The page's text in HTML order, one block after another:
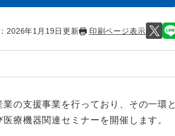
2026年1月19日更新 印刷ページ表示
の支援事業を行っており、その一環と
療機器関連セミナーを開催します。